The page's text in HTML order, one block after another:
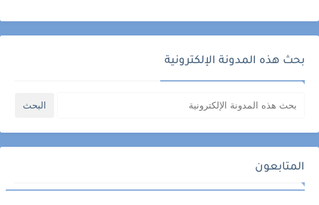
بحث هذه المدونة الإلكترونية
المتابعون